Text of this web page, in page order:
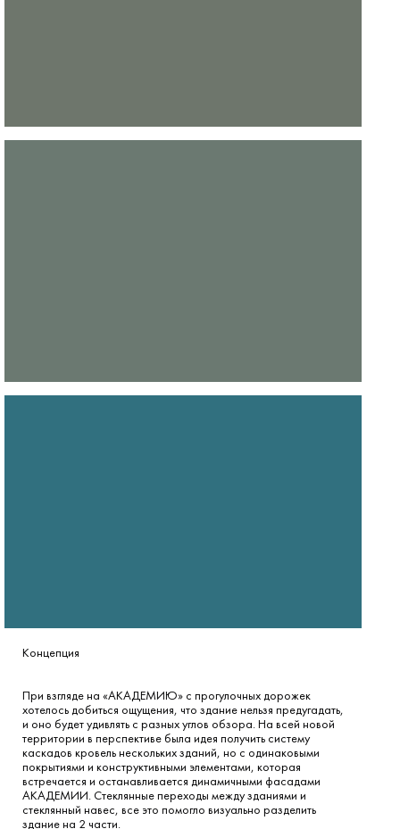
Концепция
При взгляде на «АКАДЕМИЮ» с прогулочных дорожек
хотелось добиться ощущения, что здание нельзя предугадать,
и оно будет удивлять с разных углов обзора. На всей новой
территории в перспективе была идея получить систему
каскадов кровель нескольких зданий, но с одинаковыми
покрытиями и конструктивными элементами, которая
встречается и останавливается динамичными фасадами
АКАДЕМИИ. Стеклянные переходы между зданиями и
стеклянный навес, все это помогло визуально разделить
здание на 2 части.